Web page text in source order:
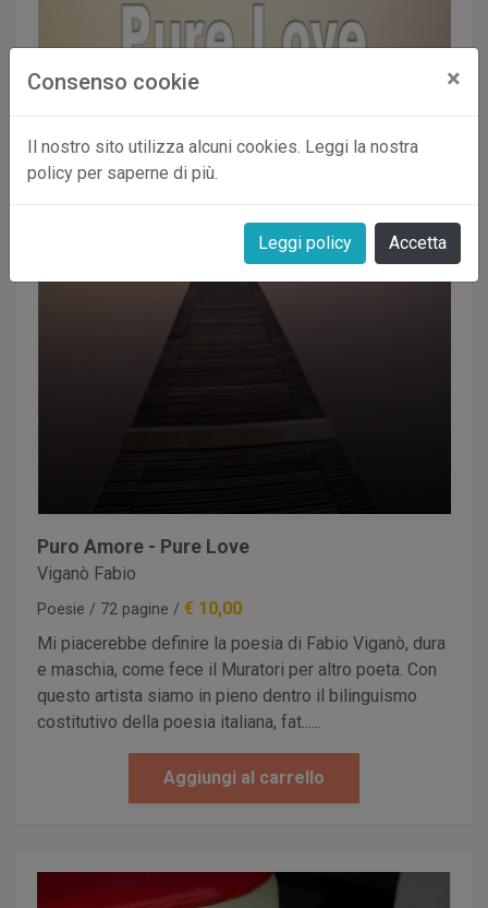
Consenso cookie ×
Il nostro sito utilizza alcuni cookies. Leggi la nostra
policy per saperne di più.
Leggi policy Accetta
Puro Amore - Pure Love
Viganò Fabio
Poesie / 72 pagine /€ 10,00
Mi piacerebbe definire la poesia di Fabio Viganò, dura
e maschia, come fece il Muratori per altro poeta. Con
questo artista siamo in pieno dentro il bilinguismo
costitutivo della poesia italiana, fat......
Aggiungi al carrello